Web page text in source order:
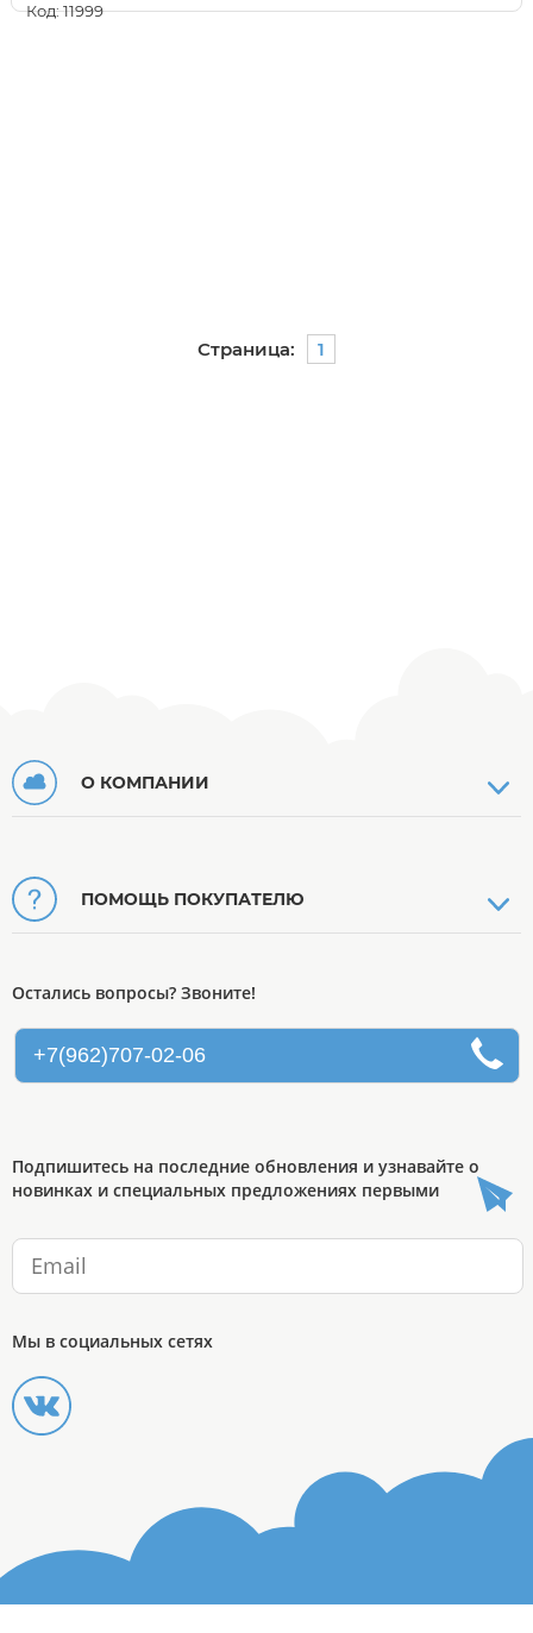
Код: 11999
Страница: 1
О КОМПАНИИ
ПОМОЩЬ ПОКУПАТЕЛЮ
Остались вопросы? Звоните!
+7(962)707-02-06
Подпишитесь на последние обновления и узнавайте о
новинках и специальных предложениях первыми
Мы в социальных сетях